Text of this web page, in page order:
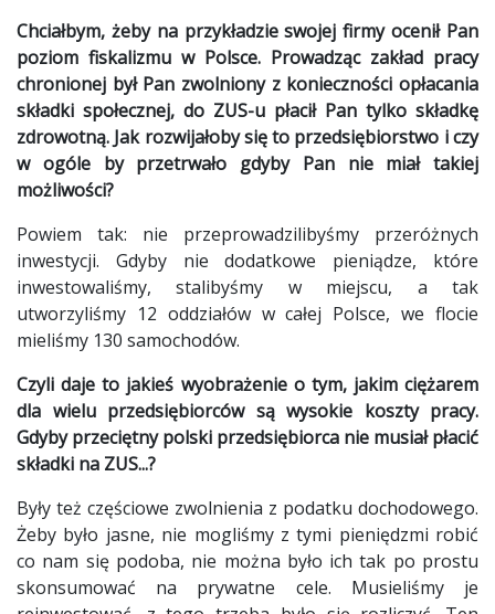
Chciałbym, żeby na przykładzie swojej firmy ocenił Pan
poziom fiskalizmu w Polsce. Prowadząc zakład pracy
chronionej był Pan zwolniony z konieczności opłacania
składki społecznej, do ZUS-u płacił Pan tylko składkę
zdrowotną. Jak rozwijałoby się to przedsiębiorstwo i czy
w ogóle by przetrwało gdyby Pan nie miał takiej
możliwości?
Powiem tak: nie przeprowadzilibyśmy przeróżnych
inwestycji. Gdyby nie dodatkowe pieniądze, które
inwestowaliśmy, stalibyśmy w miejscu, a tak
utworzyliśmy 12 oddziałów w całej Polsce, we flocie
mieliśmy 130 samochodów.
Czyli daje to jakieś wyobrażenie o tym, jakim ciężarem
dla wielu przedsiębiorców są wysokie koszty pracy.
Gdyby przeciętny polski przedsiębiorca nie musiał płacić
składki na ZUS...?
Były też częściowe zwolnienia z podatku dochodowego.
Żeby było jasne, nie mogliśmy z tymi pieniędzmi robić
co nam się podoba, nie można było ich tak po prostu
skonsumować na prywatne cele. Musieliśmy je